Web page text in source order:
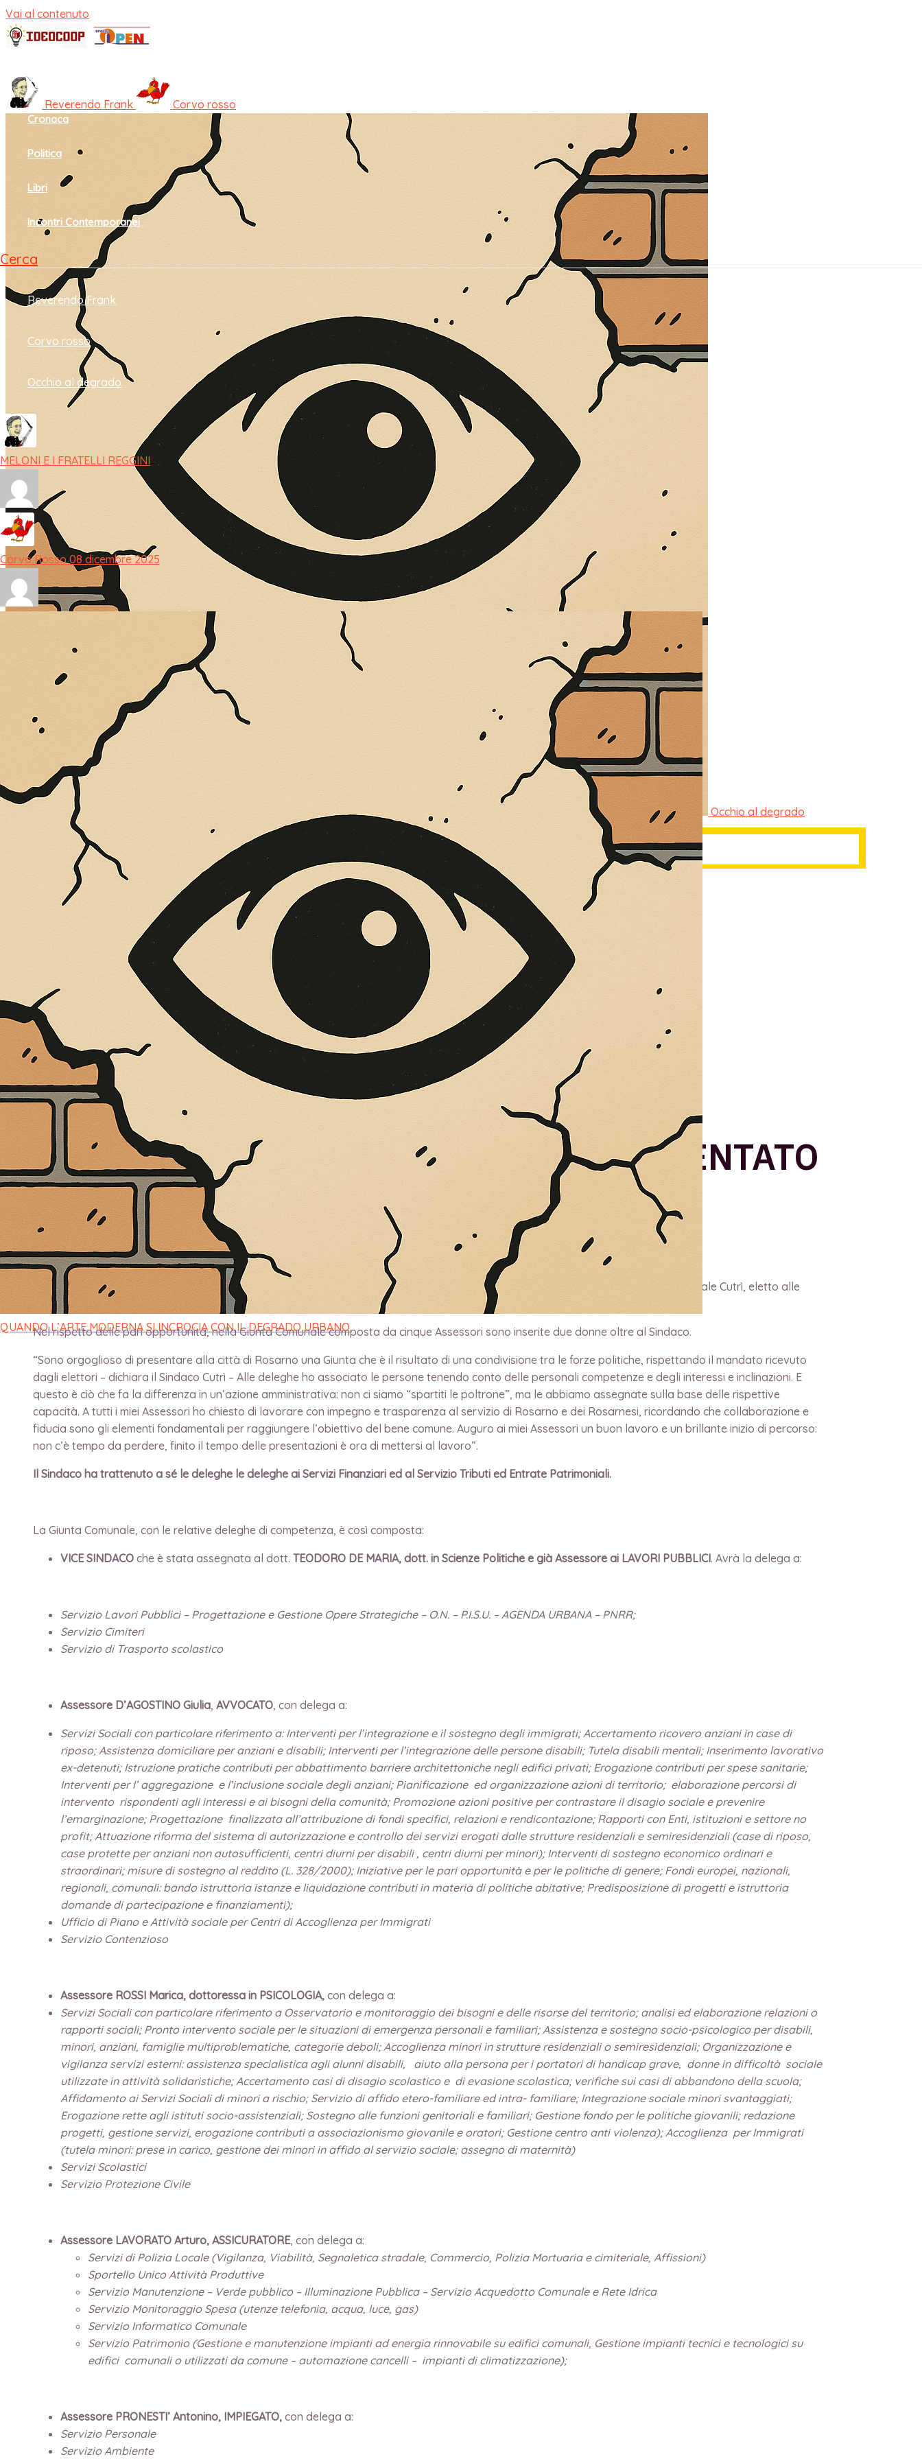
Vai al contenuto
Cultura e società
Cronaca
Politica
Libri
Incontri Contemporanei
Cerca
Reverendo Frank
Corvo rosso
Occhio al degrado
MELONI E I FRATELLI REGGINI
Corvo Rosso 08 dicembre 2025
QUANDO L’ARTE MODERNA SI INCROCIA CON IL DEGRADO URBANO
Reverendo Frank Corvo rosso
Occhio al degrado
È MORTO MELO FRENI, VIVONO LE OPERE SUE
Antonio Marino 4 Agosto 2026
Cultura e Società
A casa Freni, a pochi passi dal lungomare di Terme Vigliatore, sulle pareti giaccio istantanee,...
CONTINUA A LEGGERE
Condividi:
ROSARNO, IL SINDACO CUTRÌ HA PRESENTATO
LA GIUNTA COMUNALE
didirettore/9 Novembre 2023
Presentata oggi, giovedì 9 novembre, la nuova Giunta Comunale chiamata a guidare la città di Rosarno al fianco del Sindaco Pasquale Cutrì, eletto alle
elezioni Amministrative dello scorso 22 e 23 ottobre.
Nel rispetto delle pari opportunità, nella Giunta Comunale composta da cinque Assessori sono inserite due donne oltre al Sindaco.
“Sono orgoglioso di presentare alla città di Rosarno una Giunta che è il risultato di una condivisione tra le forze politiche, rispettando il mandato ricevuto
dagli elettori – dichiara il Sindaco Cutrì – Alle deleghe ho associato le persone tenendo conto delle personali competenze e degli interessi e inclinazioni. E
questo è ciò che fa la differenza in un’azione amministrativa: non ci siamo “spartiti le poltrone”, ma le abbiamo assegnate sulla base delle rispettive
capacità. A tutti i miei Assessori ho chiesto di lavorare con impegno e trasparenza al servizio di Rosarno e dei Rosarnesi, ricordando che collaborazione e
fiducia sono gli elementi fondamentali per raggiungere l’obiettivo del bene comune. Auguro ai miei Assessori un buon lavoro e un brillante inizio di percorso:
non c’è tempo da perdere, finito il tempo delle presentazioni è ora di mettersi al lavoro”.
Il Sindaco ha trattenuto a sé le deleghe le deleghe ai Servizi Finanziari ed al Servizio Tributi ed Entrate Patrimoniali.
La Giunta Comunale, con le relative deleghe di competenza, è così composta:
VICE SINDACO che è stata assegnata al dott. TEODORO DE MARIA, dott. in Scienze Politiche e già Assessore ai LAVORI PUBBLICI. Avrà la delega a:
Servizio Lavori Pubblici – Progettazione e Gestione Opere Strategiche – O.N. – P.I.S.U. – AGENDA URBANA – PNRR;
Servizio Cimiteri
Servizio di Trasporto scolastico
Assessore D’AGOSTINO Giulia, AVVOCATO, con delega a:
Servizi Sociali con particolare riferimento a: Interventi per l’integrazione e il sostegno degli immigrati; Accertamento ricovero anziani in case di
riposo; Assistenza domiciliare per anziani e disabili; Interventi per l’integrazione delle persone disabili; Tutela disabili mentali; Inserimento lavorativo
ex-detenuti; Istruzione pratiche contributi per abbattimento barriere architettoniche negli edifici privati; Erogazione contributi per spese sanitarie;
Interventi per l’ aggregazione e l’inclusione sociale degli anziani; Pianificazione ed organizzazione azioni di territorio; elaborazione percorsi di
intervento rispondenti agli interessi e ai bisogni della comunità; Promozione azioni positive per contrastare il disagio sociale e prevenire
l’emarginazione; Progettazione finalizzata all’attribuzione di fondi specifici, relazioni e rendicontazione; Rapporti con Enti, istituzioni e settore no
profit; Attuazione riforma del sistema di autorizzazione e controllo dei servizi erogati dalle strutture residenziali e semiresidenziali (case di riposo,
case protette per anziani non autosufficienti, centri diurni per disabili , centri diurni per minori); Interventi di sostegno economico ordinari e
straordinari; misure di sostegno al reddito (L. 328/2000); Iniziative per le pari opportunità e per le politiche di genere; Fondi europei, nazionali,
regionali, comunali: bando istruttoria istanze e liquidazione contributi in materia di politiche abitative; Predisposizione di progetti e istruttoria
domande di partecipazione e finanziamenti);
Ufficio di Piano e Attività sociale per Centri di Accoglienza per Immigrati
Servizio Contenzioso
Assessore ROSSI Marica, dottoressa in PSICOLOGIA, con delega a:
Servizi Sociali con particolare riferimento a Osservatorio e monitoraggio dei bisogni e delle risorse del territorio; analisi ed elaborazione relazioni o
rapporti sociali; Pronto intervento sociale per le situazioni di emergenza personali e familiari; Assistenza e sostegno socio-psicologico per disabili,
minori, anziani, famiglie multiproblematiche, categorie deboli; Accoglienza minori in strutture residenziali o semiresidenziali; Organizzazione e
vigilanza servizi esterni: assistenza specialistica agli alunni disabili, aiuto alla persona per i portatori di handicap grave, donne in difficoltà sociale
utilizzate in attività solidaristiche; Accertamento casi di disagio scolastico e di evasione scolastica; verifiche sui casi di abbandono della scuola;
Affidamento ai Servizi Sociali di minori a rischio; Servizio di affido etero-familiare ed intra- familiare; Integrazione sociale minori svantaggiati;
Erogazione rette agli istituti socio-assistenziali; Sostegno alle funzioni genitoriali e familiari; Gestione fondo per le politiche giovanili; redazione
progetti, gestione servizi, erogazione contributi a associazionismo giovanile e oratori; Gestione centro anti violenza); Accoglienza per Immigrati
(tutela minori: prese in carico, gestione dei minori in affido al servizio sociale; assegno di maternità)
Servizi Scolastici
Servizio Protezione Civile
Assessore LAVORATO Arturo, ASSICURATORE, con delega a:
Servizi di Polizia Locale (Vigilanza, Viabilità, Segnaletica stradale, Commercio, Polizia Mortuaria e cimiteriale, Affissioni)
Sportello Unico Attività Produttive
Servizio Manutenzione – Verde pubblico – Illuminazione Pubblica – Servizio Acquedotto Comunale e Rete Idrica
Servizio Monitoraggio Spesa (utenze telefonia, acqua, luce, gas)
Servizio Informatico Comunale
Servizio Patrimonio (Gestione e manutenzione impianti ad energia rinnovabile su edifici comunali, Gestione impianti tecnici e tecnologici su
edifici comunali o utilizzati da comune – automazione cancelli – impianti di climatizzazione);
Assessore PRONESTI’ Antonino, IMPIEGATO, con delega a:
Servizio Personale
Servizio Ambiente